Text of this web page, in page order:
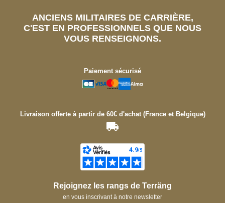
ANCIENS MILITAIRES DE CARRIÈRE,
C'EST EN PROFESSIONNELS QUE NOUS
VOUS RENSEIGNONS.
Paiement sécurisé
Livraison offerte à partir de 60€ d'achat (France et Belgique)
Rejoignez les rangs de Terräng
en vous inscrivant à notre newsletter